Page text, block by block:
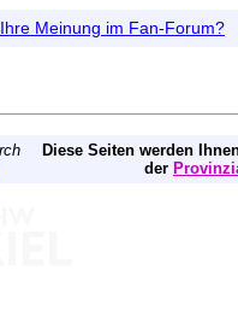
Ihre Meinung im Fan-Forum?
Diese Seiten werden
der